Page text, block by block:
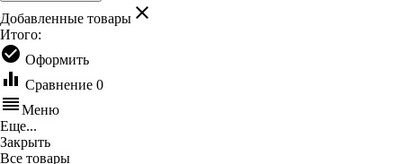
Добавленные товары clear
Итого:
check_circle Оформить
equalizer Сравнение 0
reorderМеню
Еще...
Закрыть
Все товары